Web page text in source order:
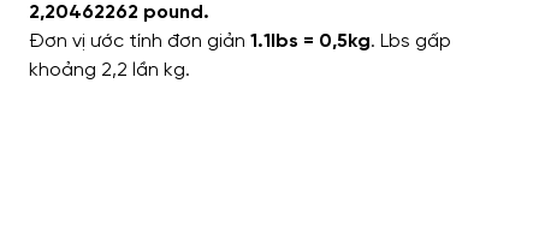
2,20462262 pound.
Đơn vị ước tính đơn giản 1.1lbs = 0,5kg. Lbs gấp
khoảng 2,2 lần kg.